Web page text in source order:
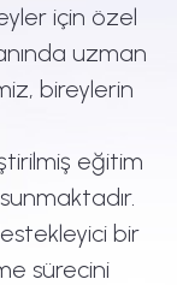
için özel
uzman
bireylerin
eğitim
bir
sürecini